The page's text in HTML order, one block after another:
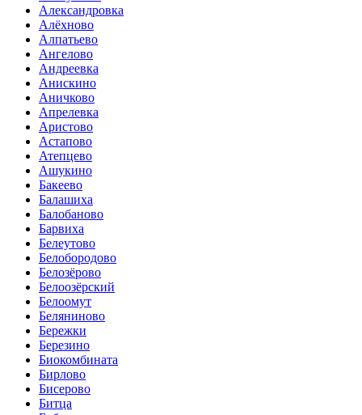
Александровка
Алёхново
Алпатьево
Ангелово
Андреевка
Анискино
Аничково
Апрелевка
Аристово
Астапово
Атепцево
Ашукино
Бакеево
Балашиха
Балобаново
Барвиха
Белеутово
Белобородово
Белозёрово
Белоозёрский
Белоомут
Беляниново
Бережки
Березино
Биокомбината
Бирлово
Бисерово
Битца